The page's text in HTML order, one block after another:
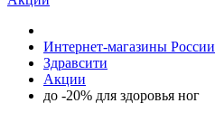
Интернет-магазины России
Здравсити
Акции
до -20% для здоровья ног